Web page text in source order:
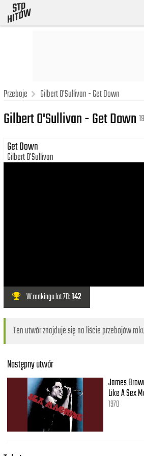
Przeboje Gilbert O'Sullivan - Get Down
Gilbert O'Sullivan - Get Down
Get Down
Gilbert O'Sullivan
W rankingu lat 70:142
Ten utwór znajduje się na liście przebojów
Następny utwór
James
Like A Sex
1970